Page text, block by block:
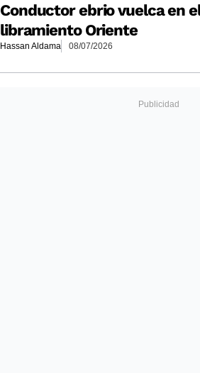
Conductor ebrio vuelca en
libramiento Oriente
Hassan Aldama 08/07/2026